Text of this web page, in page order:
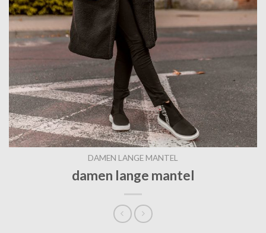
DAMEN LANGE MANTEL
damen lange mantel